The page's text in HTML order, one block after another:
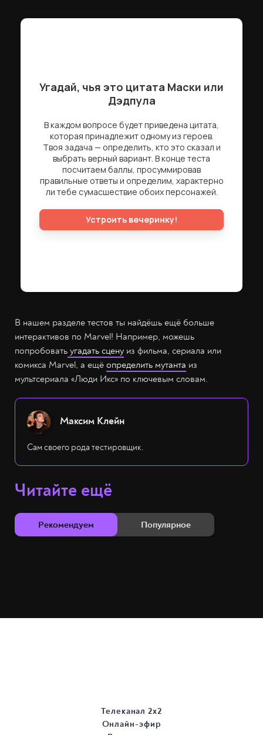
В нашем разделе тестов ты найдёшь ещё больше
интерактивов по Marvel! Например, можешь
попробовать угадать сцену из фильма, сериала или
комикса Marvel, а ещё определить мутанта из
мультсериала «Люди Икс» по ключевым словам.
Максим Клейн
Сам своего рода тестировщик.
Читайте ещё
Рекомендуем Популярное
Телеканал 2х2
Онлайн-эфир